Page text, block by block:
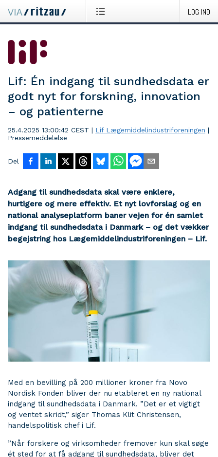
LOG IND
Lif: Én indgang til sundhedsdata er
godt nyt for forskning, innovation
– og patienterne
25.4.2025 13:00:42 CEST | Lif Lægemiddelindustriforeningen |
Pressemeddelelse
Del
Adgang til sundhedsdata skal være enklere,
hurtigere og mere effektiv. Et nyt lovforslag og en
national analyseplatform baner vejen for én samlet
indgang til sundhedsdata i Danmark – og det vækker
begejstring hos Lægemiddelindustriforeningen – Lif.
Med en bevilling på 200 millioner kroner fra Novo
Nordisk Fonden bliver der nu etableret en ny national
indgang til sundhedsdata i Danmark. ”Det er et vigtigt
og ventet skridt,” siger Thomas Klit Christensen,
handelspolitisk chef i Lif.
”Når forskere og virksomheder fremover kun skal søge
ét sted for at få adgang til sundhedsdata, bliver det